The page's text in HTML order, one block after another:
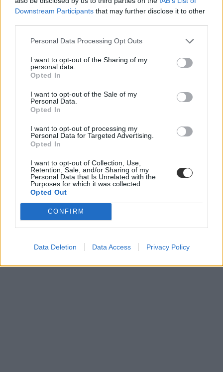
Downstream Participants that may further disclose it to other
Personal Data Processing Opt Outs
I want to opt-out of the Sharing of my
personal data.
Opted In
I want to opt-out of the Sale of my
Personal Data.
Opted In
I want to opt-out of processing my
Personal Data for Targeted Advertising.
Opted In
I want to opt-out of Collection, Use,
Retention, Sale, and/or Sharing of my
Personal Data that Is Unrelated with the
Purposes for which it was collected.
Opted Out
CONFIRM
Data Deletion Data Access Privacy Policy